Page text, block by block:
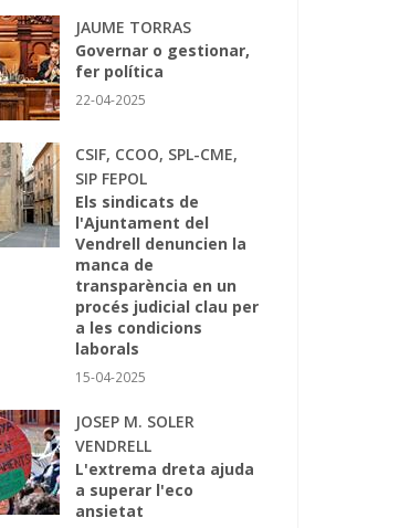
JAUME TORRAS
Governar o gestionar,
fer política
22-04-2025
CSIF, CCOO, SPL-CME,
SIP FEPOL
Els sindicats de
l'Ajuntament del
Vendrell denuncien la
manca de
transparència en un
procés judicial clau per
a les condicions
laborals
15-04-2025
JOSEP M. SOLER
VENDRELL
L'extrema dreta ajuda
a superar l'eco
ansietat